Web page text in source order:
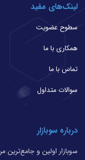
لینک‌های مفید
سطوح عضویت
همکاری با ما
تماس با ما
سوالات متداول
درباره سوبازار
سوبازار اولین و جامع‌ترین